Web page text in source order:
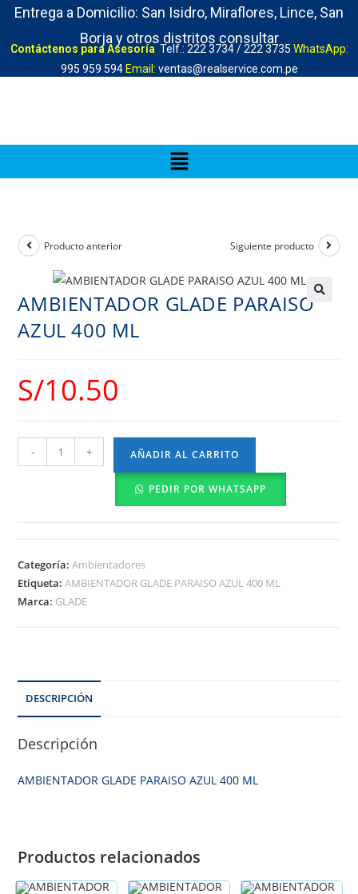
Entrega a Domicilio: San Isidro, Miraflores, Lince, San
Borja y otros distritos consultar
Contáctenos para Asesoría Telf.: 222 3734 / 222 3735 WhatsApp:
995 959 594 Email: ventas@realservice.com.pe
Producto anterior Siguiente producto
AMBIENTADOR GLADE PARAISO
AZUL 400 ML
S/10.50
- + AÑADIR AL CARRITO
PEDIR POR WHATSAPP
Categoría:Ambientadores
Etiqueta:AMBIENTADOR GLADE PARAISO AZUL 400 ML
Marca: GLADE
DESCRIPCIÓN
Descripción
AMBIENTADOR GLADE PARAISO AZUL 400 ML
Productos relacionados